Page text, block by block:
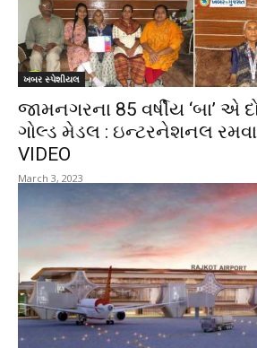
ખબર સ્પેશીયલ
જામનગરના 85 વર્ષીય ‘બા’ એ
ગોલ્ડ મેડલ : ઇન્ટરનેશનલ
VIDEO
March 3, 2023